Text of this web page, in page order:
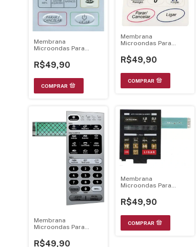
Membrana
Microondas Para
R$49,90
Membrana
Microondas Para
21.28.063
R$49,90
Membrana
Microondas Para
21.20.006
R$49,90
Membrana
Microondas Para
R$49,90